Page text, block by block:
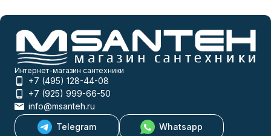
Интернет-магазин сантехники
+7 (495) 128-44-08
+7 (925) 999-66-50
info@msanteh.ru
Telegram
Whatsapp